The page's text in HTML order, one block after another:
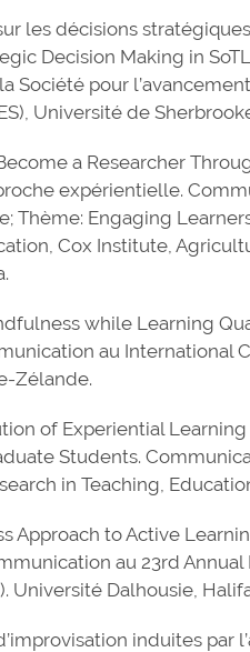
les décisions
Decision Making in
Société pour
Université de
a Researcher
expérientielle.
Thème: Engaging
Cox Institute,
while Learning
au International
Zélande.
of Experiential
Students.
in Teaching,
Approach to Active
au 23rd
Université Dalhousie,
induites par